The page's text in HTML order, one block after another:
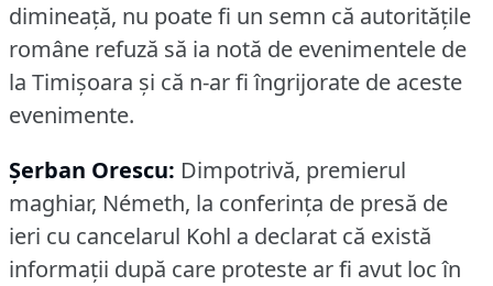
dimineaţă, nu poate fi un semn că autorităţile
române refuză să ia notă de evenimentele de
la Timişoara şi că n-ar fi îngrijorate de aceste
evenimente.
Şerban Orescu: Dimpotrivă, premierul
maghiar, Németh, la conferinţa de presă de
ieri cu cancelarul Kohl a declarat că există
informaţii după care proteste ar fi avut loc în